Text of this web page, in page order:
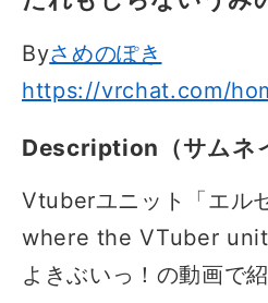
Byさめのぽき
https://vrchat.com/
Description（サムネ
Vtuberユニット「エル
where the VTuber
よきぶいっ！の動画で